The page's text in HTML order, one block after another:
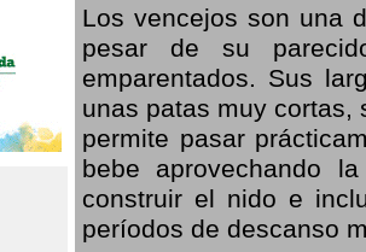
Los vencejos son una
pesar de su
emparentados. Sus
unas patas muy cortas,
permite pasar
bebe aprovechando
construir el nido e
períodos de descanso